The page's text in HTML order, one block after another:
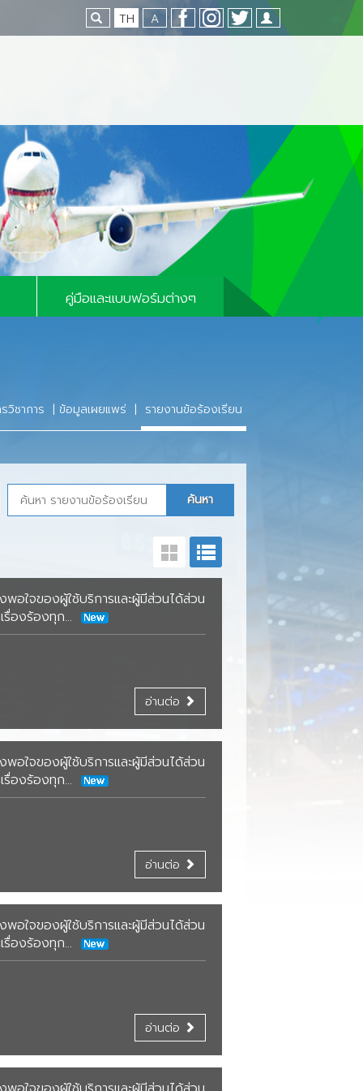
TH A
Loading...
ยุทธศาสตร์และแผนปฎิบัติการ
ะจำปีงบประมาณ
ประเมินผลการดำเนินงานเงิน
มุนเวียน
ลสารสนเทศด้านการเงิน และการ
หารงบประมาณ
รงสร้างการบริหารของทุนหมุนเวียน
ลสารสนเทศเกี่ยวกับคณะ
มการและผู้บริหารทุนหมุนเวียน
ประสงค์จัดตั้ง พันธกิจ และวิสัย
จัดซื้อจัดจ้าง และการประกาศ
กวดราคา
ะมาณการรายจ่ายเงินทุนหมุนเวียน
ลการดำเนินงานตามภารกิจของ
มุนเวียน
งสร้างการบริหารของทุนหมุนเวียน
ถุประสงค์จัดตั้ง พันธกิจ และวิสัย
รวมแผนยุทธศาสตร์ระยะยาว และ
ปฏิบัติการประจำปี
มูลสารสนเทศด้านการเงิน และการ
ารงบประมาณ
ลการดำเนินงานตามภารกิจของ
มุนเวียน
ประสงค์จัดตั้ง พันธกิจ และวิสัย
พรวมแผนยุทธศาสตร์ระยะยาว และ
มาณการรายจ่ายเงินทุนหมุนเวียน
ท่าอากาศยาน
มูลสารสนเทศด้านการเงิน และการ
งสร้างการบริหารของทุนหมุนเวียน
ลสารสนเทศเกี่ยวกับคณะ
รวมแผนพัฒนาเงินทุนหมุนเวียน
ปฏิบัติการระยะยาว และแผนปฏิบัติ
ประจำปี
ะมาณการรายจ่ายเงินทุนหมุนเวียน
ลการดำเนินงานตามภารกิจของ
มุนเวียน
ประมาณ 2563
ประมาณ 2564
บประมาณ 2563
บริหารของ
าน
งพอใจของ
กู้เงิน
ขอลาออกจากการเป็นสมาชิก
คู่มือและแบบฟอร์มต่างๆ
วิชาการ | ข้อมูลเผยแพร่ | รายงานข้อร้องเรียน
อใจของผู้ใช้บริการและผู้มีส่วนได้ส่วน
รื่องร้องทุก...
อ่านต่อ
อใจของผู้ใช้บริการและผู้มีส่วนได้ส่วน
รื่องร้องทุก...
อ่านต่อ
อใจของผู้ใช้บริการและผู้มีส่วนได้ส่วน
รื่องร้องทุก...
อ่านต่อ